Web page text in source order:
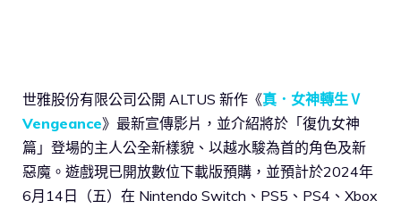
世雅股份有限公司公開 ALTUS 新作《真．女神轉生Ⅴ
Vengeance》最新宣傳影片，並介紹將於「復仇女神
篇」登場的主人公全新樣貌、以越水駿為首的角色及新
惡魔。遊戲現已開放數位下載版預購，並預計於2024年
6月14日（五）在 Nintendo Switch、PS5、PS4、Xbox